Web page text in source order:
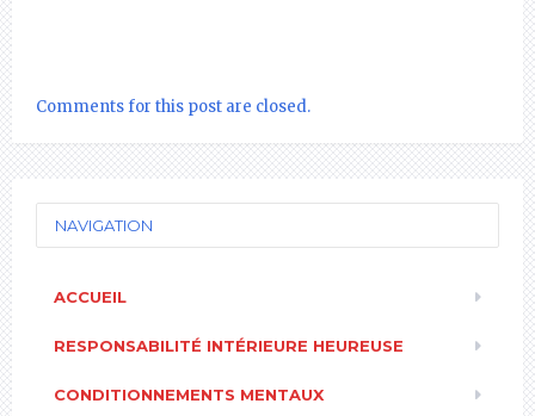
Comments for this post are closed.
NAVIGATION
ACCUEIL
RESPONSABILITÉ INTÉRIEURE HEUREUSE
CONDITIONNEMENTS MENTAUX